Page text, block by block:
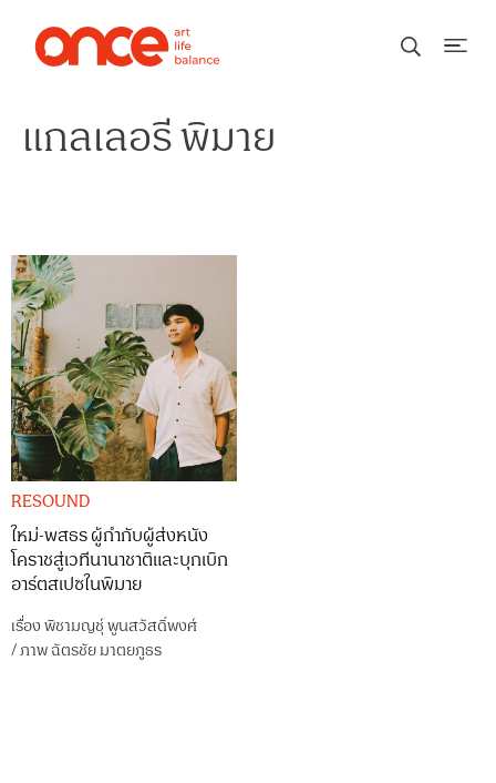
แกลเลอรี พิมาย
RESOUND
ใหม่-พสธร ผู้กำกับผู้ส่งหนัง
โคราชสู่เวทีนานาชาติและบุกเบิก
อาร์ตสเปซในพิมาย
เรื่องพิชามญชุ์ พูนสวัสดิ์พงศ์
/ภาพฉัตรชัย มาตยภูธร